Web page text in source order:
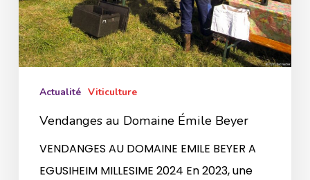
Actualité Viticulture
Vendanges au Domaine Émile Beyer
VENDANGES AU DOMAINE EMILE BEYER A
EGUSIHEIM MILLESIME 2024 En 2023, une